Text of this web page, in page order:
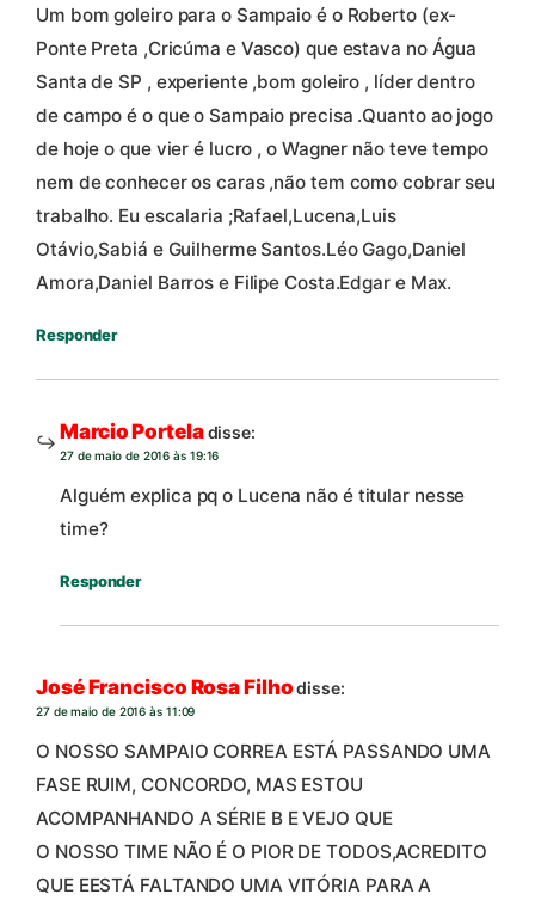
Um bom goleiro para o Sampaio é o Roberto (ex-
Ponte Preta ,Cricúma e Vasco) que estava no Água
Santa de SP , experiente ,bom goleiro , líder dentro
de campo é o que o Sampaio precisa .Quanto ao jogo
de hoje o que vier é lucro , o Wagner não teve tempo
nem de conhecer os caras ,não tem como cobrar seu
trabalho. Eu escalaria ;Rafael,Lucena,Luis
Otávio,Sabiá e Guilherme Santos.Léo Gago,Daniel
Amora,Daniel Barros e Filipe Costa.Edgar e Max.
Responder
Marcio Porteladisse:
27 de maio de 2016 às 19:16
Alguém explica pq o Lucena não é titular nesse
time?
Responder
José Francisco Rosa Filho disse:
27 de maio de 2016 às 11:09
O NOSSO SAMPAIO CORREA ESTÁ PASSANDO UMA
FASE RUIM, CONCORDO, MAS ESTOU
ACOMPANHANDO A SÉRIE B E VEJO QUE
O NOSSO TIME NÃO É O PIOR DE TODOS,ACREDITO
QUE EESTÁ FALTANDO UMA VITÓRIA PARA A